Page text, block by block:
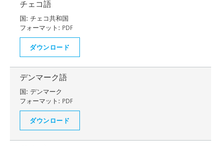
チェコ語
国: チェコ共和国
フォーマット: PDF
ダウンロード
デンマーク語
国: デンマーク
フォーマット: PDF
ダウンロード